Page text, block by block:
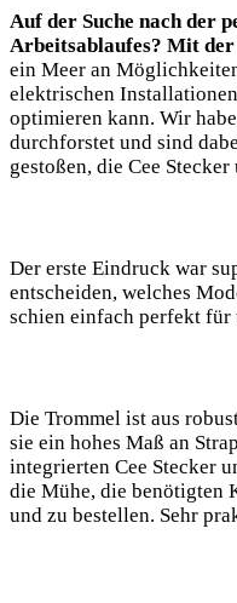
Auf der Suche nach der
Arbeitsablaufes? Mit
ein Meer an
elektrischen
optimieren kann. Wir
durchforstet und sind
gestoßen, die Cee
Der erste Eindruck war
entscheiden, welches
schien einfach perfekt für
Die Trommel ist aus
sie ein hohes Maß an
integrierten Cee Stecker
die Mühe, die benötigten
und zu bestellen. Sehr